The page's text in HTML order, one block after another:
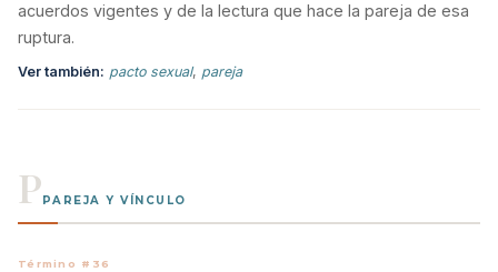
acuerdos vigentes y de la lectura que hace la pareja de esa
ruptura.
Ver también: pacto sexual, pareja
PPAREJA Y VÍNCULO
Término #36